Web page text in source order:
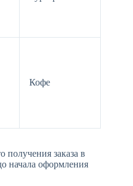
Кофе
получения заказа в
начала оформления